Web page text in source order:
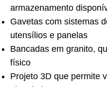
armazenamento
Gavetas com sistemas
utensílios e panelas
Bancadas em granito,
físico
Projeto 3D que permite